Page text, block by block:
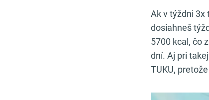
Ak v týždni 3x
dosiahneš
5700 kcal, čo
dní. Aj pri
TUKU,